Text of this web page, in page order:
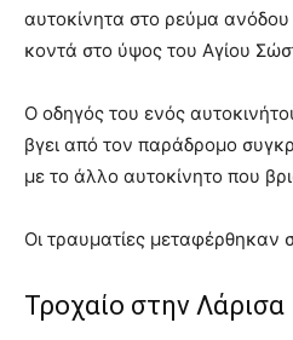
αυτοκίνητα στο ρεύμα
κοντά στο ύψος του Αγίου
Ο οδηγός του ενός
βγει από τον παράδρομο
με το άλλο αυτοκίνητο που
Οι τραυματίες μεταφέρθηκαν
Τροχαίο στην Λάρισα